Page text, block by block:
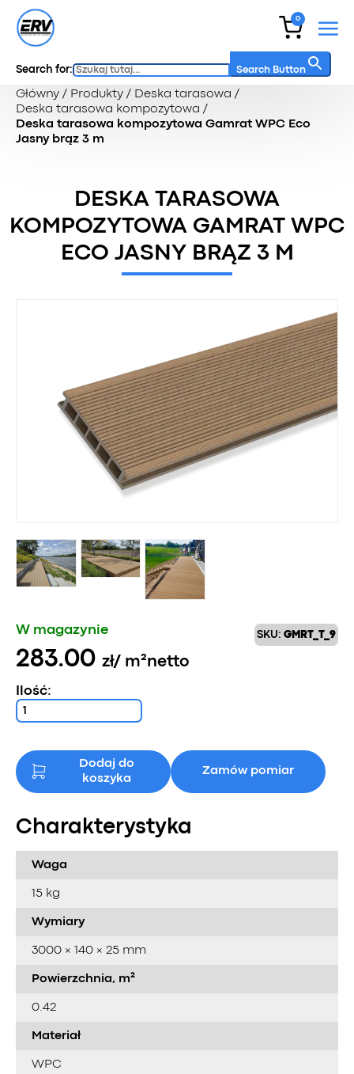
0
Search for: Search Button
Główny / Produkty / Deska tarasowa /
Deska tarasowa kompozytowa /
Deska tarasowa kompozytowa Gamrat WPC Eco
Jasny brąz 3 m
DESKA TARASOWA
KOMPOZYTOWA GAMRAT WPC
ECO JASNY BRĄZ 3 M
SKU: GMRT_T_9
W magazynie
283.00 zł/ m²netto
Ilość:
Dodaj do
koszyka
Zamów pomiar
Charakterystyka
Waga
15 kg
Wymiary
3000 × 140 × 25 mm
Powierzchnia, m²
0.42
Materiał
WPC